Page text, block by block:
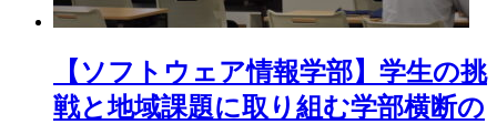
【ソフトウェア情報学部】学生の挑
戦と地域課題に取り組む学部横断の